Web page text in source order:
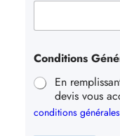
Conditions
En
devis vous
conditions